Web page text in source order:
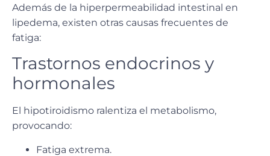
Además de la hiperpermeabilidad intestinal en
lipedema, existen otras causas frecuentes de
fatiga:
Trastornos endocrinos y
hormonales
El hipotiroidismo ralentiza el metabolismo,
provocando:
Fatiga extrema.